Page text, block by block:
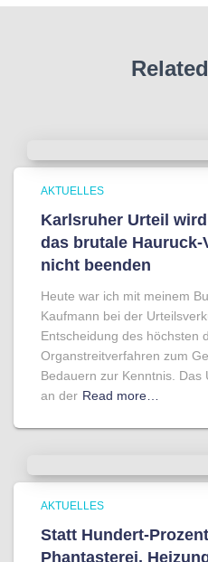
AKTUELLES
Karlsruher Urteil
das brutale Hauruck-
nicht beenden
Heute war ich mit meinem
Kaufmann bei der
Entscheidung des höchsten
Organstreitverfahren zum
Bedauern zur Kenntnis.
an der Read more…
AKTUELLES
Statt Hundert-
Phantasterei,